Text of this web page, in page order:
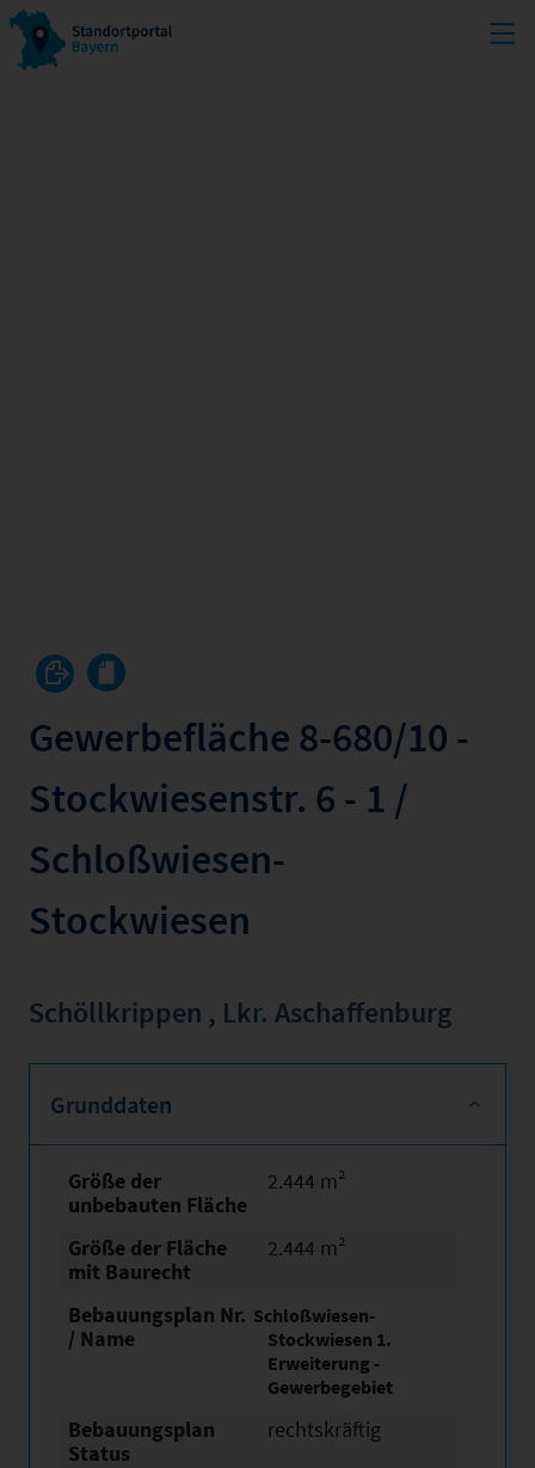
Gewerbefläche 8-680/10 -
Stockwiesenstr. 6 - 1 /
Schloßwiesen-
Stockwiesen
Schöllkrippen , Lkr. Aschaffenburg
Grunddaten
Größe der
unbebauten Fläche
2.444 m²
Größe der Fläche
mit Baurecht
2.444 m²
Bebauungsplan Nr.
/ Name
Schloßwiesen-
Stockwiesen 1.
Erweiterung -
Gewerbegebiet
Bebauungsplan
Status
rechtskräftig